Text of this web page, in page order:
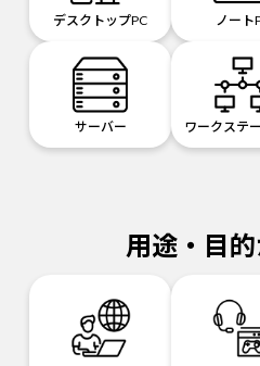
デスクトップPC ノート
サーバー ワークステ
用途・目